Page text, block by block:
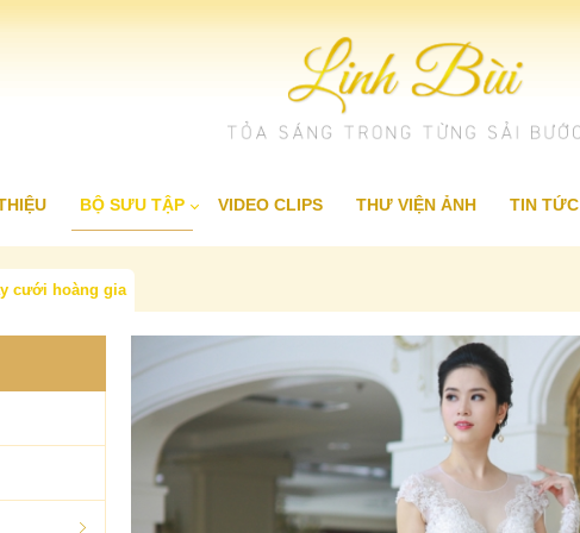
BỘ SƯU TẬP
Áo dài trung niên
Áo dài dự tiệc
Áo dài dạo phố
▸ Áo dài truyền thống
▸Dạ hội 2017
▸Glamour
▸Cocktail
Party Queen
▸Váy cưới hoàng gia
▸Váy cưới cao cấp
VIDEO CLIPS THƯ VIỆN ẢNH TIN TỨC
cưới hoàng gia